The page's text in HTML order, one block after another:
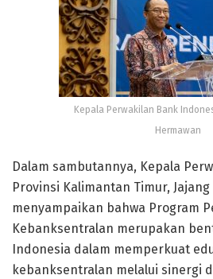
Kepala Perwakilan Bank
Hermawan
Dalam sambutannya, Kepala
Provinsi Kalimantan Timur,
menyampaikan bahwa Program
Kebanksentralan merupakan
Indonesia dalam memperkuat
kebanksentralan melalui sinergi